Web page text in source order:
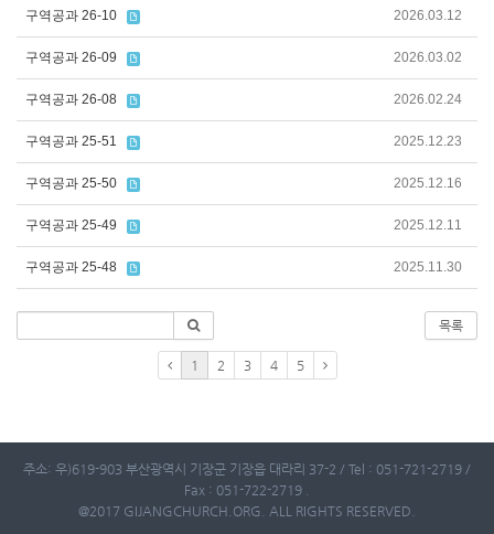
구역공과 26-10 2026.03.12
구역공과 26-09 2026.03.02
구역공과 26-08 2026.02.24
구역공과 25-51 2025.12.23
구역공과 25-50 2025.12.16
구역공과 25-49 2025.12.11
구역공과 25-48 2025.11.30
목록
1 2 3 4 5
주소: 우)619-903 부산광역시 기장군 기장읍 대라리 37-2 / Tel : 051-721-2719 /
Fax : 051-722-2719 .
@2017 GIJANGCHURCH.ORG. ALL RIGHTS RESERVED.